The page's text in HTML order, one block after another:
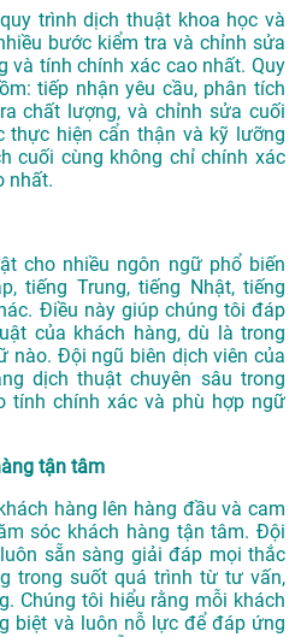
quy trình dịch thuật khoa học và
bước kiểm tra và chỉnh sửa
và tính chính xác cao nhất. Quy
tiếp nhận yêu cầu, phân tích
chất lượng, và chỉnh sửa cuối
thực hiện cẩn thận và kỹ lưỡng
cuối cùng không chỉ chính xác
nhất.
cho nhiều ngôn ngữ phổ biến
tiếng Trung, tiếng Nhật, tiếng
Điều này giúp chúng tôi đáp
của khách hàng, dù là trong
nào. Đội ngũ biên dịch viên của
dịch thuật chuyên sâu trong
tính chính xác và phù hợp ngữ
tận tâm
hàng lên hàng đầu và cam
sóc khách hàng tận tâm. Đội
sẵn sàng giải đáp mọi thắc
trong suốt quá trình từ tư vấn,
Chúng tôi hiểu rằng mỗi khách
biệt và luôn nỗ lực để đáp ứng